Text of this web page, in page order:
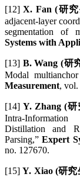
[12]X. Fan (研
adjacent-layer
segmentation of
Systems with
[13] B. Wang (研
Modal
Measurement, vol.
[14] Y. Zhang (研
Intra-
Distillation and
Parsing,” Expert
no. 127670.
[15]Y. Xiao (研究